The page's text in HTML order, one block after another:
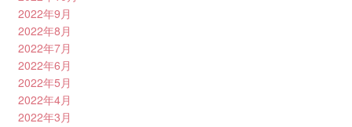
2022年9月
2022年8月
2022年7月
2022年6月
2022年5月
2022年4月
2022年3月